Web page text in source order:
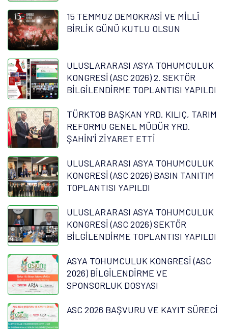
15 TEMMUZ DEMOKRASİ VE MİLLÎ
BİRLİK GÜNÜ KUTLU OLSUN
ULUSLARARASI ASYA TOHUMCULUK
KONGRESİ (ASC 2026) 2. SEKTÖR
BİLGİLENDİRME TOPLANTISI YAPILDI
TÜRKTOB BAŞKAN YRD. KILIÇ, TARIM
REFORMU GENEL MÜDÜR YRD.
ŞAHİN'İ ZİYARET ETTİ
ULUSLARARASI ASYA TOHUMCULUK
KONGRESİ (ASC 2026) BASIN TANITIM
TOPLANTISI YAPILDI
ULUSLARARASI ASYA TOHUMCULUK
KONGRESİ (ASC 2026) SEKTÖR
BİLGİLENDİRME TOPLANTISI YAPILDI
ASYA TOHUMCULUK KONGRESİ (ASC
2026) BİLGİLENDİRME VE
SPONSORLUK DOSYASI
ASC 2026 BAŞVURU VE KAYIT SÜRECİ